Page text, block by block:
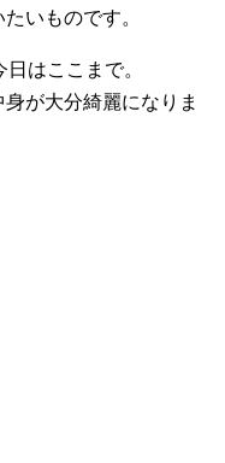
いものです。
はここまで。
が大分綺麗になりま